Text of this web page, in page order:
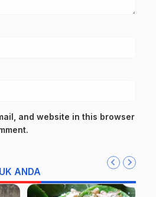
and website in this browser
ANDA